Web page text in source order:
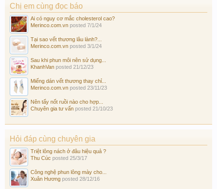
Chị em cùng đọc báo
Ai có nguy cơ mắc cholesterol cao?
Merinco.com.vn posted 7/1/24
Tại sao vết thương lâu lành?...
Merinco.com.vn posted 3/1/24
Sau khi phun môi nên sử dụng...
KhanhVan posted 21/12/23
Miếng dán vết thương thay chỉ...
Merinco.com.vn posted 23/11/23
Nên tẩy nốt ruồi nào cho hợp...
Chuyên gia tư vấn posted 21/10/23
Hỏi đáp cùng chuyên gia
Triệt lông nách ở đâu hiệu quả ?
Thu Cúc posted 25/3/17
Công nghệ phun lông mày cho...
Xuân Hương posted 28/12/16